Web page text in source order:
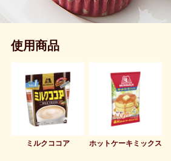
使用商品
ミルクココア ホットケーキミックス